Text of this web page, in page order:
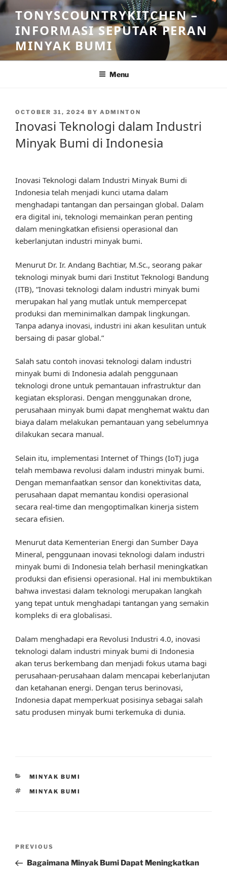
Skip
to
content
TONYSCOUNTRYKITCHEN –
INFORMASI SEPUTAR PERAN
MINYAK BUMI
Menu
POSTED
OCTOBER 31, 2024 BY ADMINTON
Inovasi Teknologi dalam Industri
Minyak Bumi di Indonesia
Inovasi Teknologi dalam Industri Minyak Bumi di
Indonesia telah menjadi kunci utama dalam
menghadapi tantangan dan persaingan global. Dalam
era digital ini, teknologi memainkan peran penting
dalam meningkatkan efisiensi operasional dan
keberlanjutan industri minyak bumi.
Menurut Dr. Ir. Andang Bachtiar, M.Sc., seorang pakar
teknologi minyak bumi dari Institut Teknologi Bandung
(ITB), “Inovasi teknologi dalam industri minyak bumi
merupakan hal yang mutlak untuk mempercepat
produksi dan meminimalkan dampak lingkungan.
Tanpa adanya inovasi, industri ini akan kesulitan untuk
bersaing di pasar global.”
Salah satu contoh inovasi teknologi dalam industri
minyak bumi di Indonesia adalah penggunaan
teknologi drone untuk pemantauan infrastruktur dan
kegiatan eksplorasi. Dengan menggunakan drone,
perusahaan minyak bumi dapat menghemat waktu dan
biaya dalam melakukan pemantauan yang sebelumnya
dilakukan secara manual.
Selain itu, implementasi Internet of Things (IoT) juga
telah membawa revolusi dalam industri minyak bumi.
Dengan memanfaatkan sensor dan konektivitas data,
perusahaan dapat memantau kondisi operasional
secara real-time dan mengoptimalkan kinerja sistem
secara efisien.
Menurut data Kementerian Energi dan Sumber Daya
Mineral, penggunaan inovasi teknologi dalam industri
minyak bumi di Indonesia telah berhasil meningkatkan
produksi dan efisiensi operasional. Hal ini membuktikan
bahwa investasi dalam teknologi merupakan langkah
yang tepat untuk menghadapi tantangan yang semakin
kompleks di era globalisasi.
Dalam menghadapi era Revolusi Industri 4.0, inovasi
teknologi dalam industri minyak bumi di Indonesia
akan terus berkembang dan menjadi fokus utama bagi
perusahaan-perusahaan dalam mencapai keberlanjutan
dan ketahanan energi. Dengan terus berinovasi,
Indonesia dapat memperkuat posisinya sebagai salah
satu produsen minyak bumi terkemuka di dunia.
CATEGORIES
MINYAK BUMI
TAGS
MINYAK BUMI
Previous
Post
PREVIOUS
Bagaimana Minyak Bumi Dapat Meningkatkan